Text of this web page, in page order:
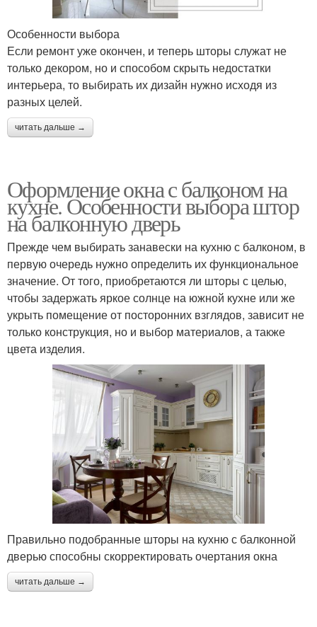
Особенности выбора
Если ремонт уже окончен, и теперь шторы служат не
только декором, но и способом скрыть недостатки
интерьера, то выбирать их дизайн нужно исходя из
разных целей.
читать дальше →
Оформление окна с балконом на
кухне. Особенности выбора штор
на балконную дверь
Прежде чем выбирать занавески на кухню с балконом, в
первую очередь нужно определить их функциональное
значение. От того, приобретаются ли шторы с целью,
чтобы задержать яркое солнце на южной кухне или же
укрыть помещение от посторонних взглядов, зависит не
только конструкция, но и выбор материалов, а также
цвета изделия.
Правильно подобранные шторы на кухню с балконной
дверью способны скорректировать очертания окна
читать дальше →